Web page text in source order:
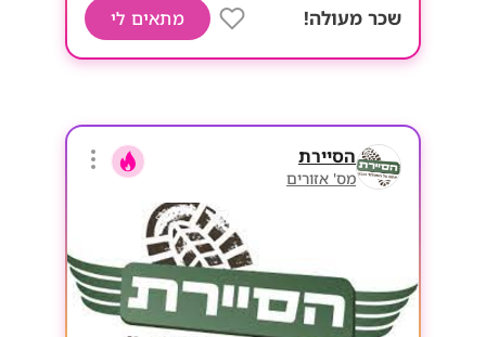
שכר מעולה! מתאים לי
הסיירת
מס' אזורים